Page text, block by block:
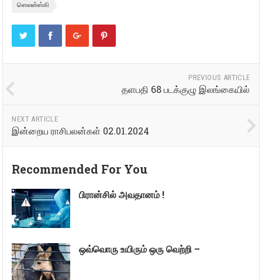
ஸெலன்ஸ்கி
PREVIOUS ARTICLE
தளபதி 68 படக்குழு இலங்கையில்
NEXT ARTICLE
இன்றைய ராசிபலன்கள் 02.01.2024
Recommended For You
பிரான்சில் அவதானம் !
ஒவ்வொரு உயிரும் ஒரு வெற்றி –